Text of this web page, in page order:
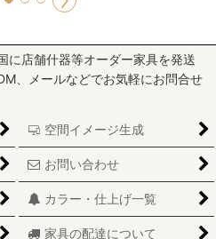
に店舗什器等オーダー家具を発送
、メールなどでお気軽にお問合せ
空間イメージ生成
お問い合わせ
カラー・仕上げ一覧
家具の配達について